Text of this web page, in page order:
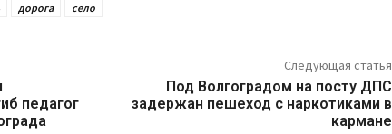
дорога село
педагог
Следующая статья
Под Волгоградом на посту ДПС
задержан пешеход с наркотиками в
кармане